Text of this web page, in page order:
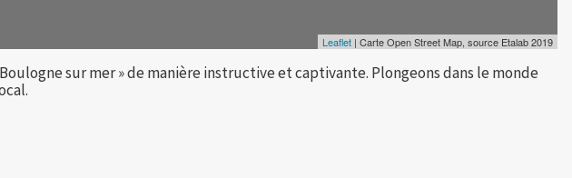
Leaflet | Carte Open Street Map, source Etalab 2019
sur mer » de manière instructive et captivante. Plongeons dans le monde